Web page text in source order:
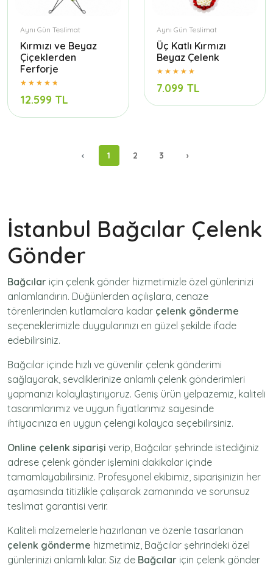
Aynı Gün Teslimat
Kırmızı ve Beyaz
Çiçeklerden
Ferforje
12.599 TL
Aynı Gün Teslimat
Üç Katlı Kırmızı
Beyaz Çelenk
7.099 TL
‹ 1 2 3 ›
İstanbul Bağcılar Çelenk
Gönder
Bağcılar için çelenk gönder hizmetimizle özel günlerinizi
anlamlandırın. Düğünlerden açılışlara, cenaze
törenlerinden kutlamalara kadar çelenk gönderme
seçeneklerimizle duygularınızı en güzel şekilde ifade
edebilirsiniz.
Bağcılar içinde hızlı ve güvenilir çelenk gönderimi
sağlayarak, sevdiklerinize anlamlı çelenk gönderimleri
yapmanızı kolaylaştırıyoruz. Geniş ürün yelpazemiz, kaliteli
tasarımlarımız ve uygun fiyatlarımız sayesinde
ihtiyacınıza en uygun çelengi kolayca seçebilirsiniz.
Online çelenk siparişi verip, Bağcılar şehrinde istediğiniz
adrese çelenk gönder işlemini dakikalar içinde
tamamlayabilirsiniz. Profesyonel ekibimiz, siparişinizin her
aşamasında titizlikle çalışarak zamanında ve sorunsuz
teslimat garantisi verir.
Kaliteli malzemelerle hazırlanan ve özenle tasarlanan
çelenk gönderme hizmetimiz, Bağcılar şehrindeki özel
günlerinizi anlamlı kılar. Siz de Bağcılar için çelenk gönder